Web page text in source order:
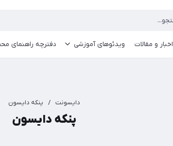
اخبار و مقالات ویدئو‌های آموزشی دفترچه راهنمای
دایسونت / پنکه دایسون
پنکه دایسون